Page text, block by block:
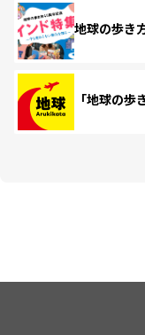
地球の歩き
「地球の